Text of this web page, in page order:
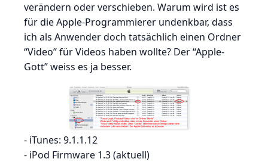
verändern oder verschieben. Warum wird ist es
für die Apple-Programmierer undenkbar, dass
ich als Anwender doch tatsächlich einen Ordner
“Video” für Videos haben wollte? Der “Apple-
Gott” weiss es ja besser.
- iTunes: 9.1.1.12
- iPod Firmware 1.3 (aktuell)